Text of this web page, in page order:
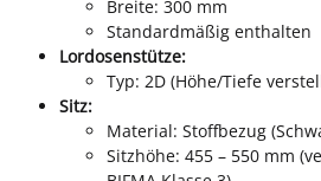
Breite: 300 mm
Standardmäßig enthalten
Lordosenstütze:
Typ: 2D (Höhe/Tiefe
Sitz:
Material: Stoffbezug
Sitzhöhe: 455 – 550 mm